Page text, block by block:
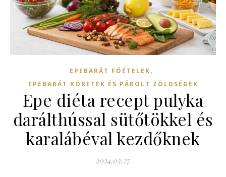
EPEBARÁT FŐÉTELEK,
EPEBARÁT KÖRETEK ÉS PÁROLT ZÖLDSÉGEK
Epe diéta recept pulyka
darálthússal sütőtökkel és
karalábéval kezdőknek
2024.03.27.